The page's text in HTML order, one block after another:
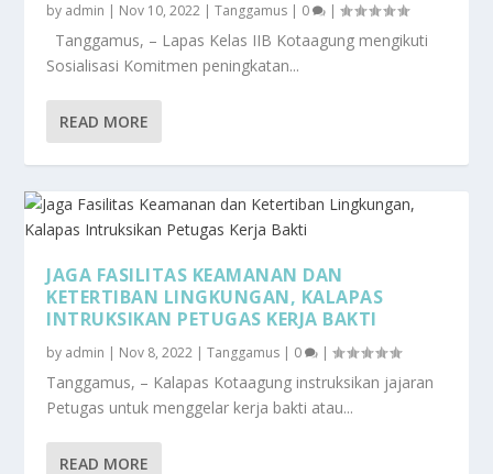
by admin | Nov 10, 2022 |Tanggamus | 0 |
Tanggamus, – Lapas Kelas IIB Kotaagung mengikuti
Sosialisasi Komitmen peningkatan...
READ MORE
JAGA FASILITAS KEAMANAN DAN
KETERTIBAN LINGKUNGAN, KALAPAS
INTRUKSIKAN PETUGAS KERJA BAKTI
by admin | Nov 8, 2022 |Tanggamus | 0 |
Tanggamus, – Kalapas Kotaagung instruksikan jajaran
Petugas untuk menggelar kerja bakti atau...
READ MORE